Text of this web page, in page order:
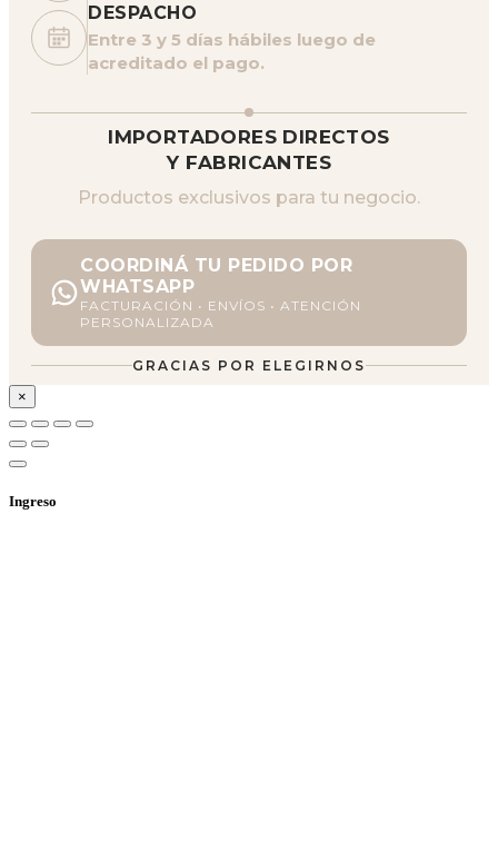
DESPACHO
Entre 3 y 5 días hábiles luego de
acreditado el pago.
IMPORTADORES DIRECTOS
Y FABRICANTES
Productos exclusivos para tu negocio.
COORDINÁ TU PEDIDO POR
WHATSAPP
FACTURACIÓN • ENVÍOS • ATENCIÓN
PERSONALIZADA
GRACIAS POR ELEGIRNOS
×
Ingreso